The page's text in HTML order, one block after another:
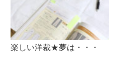
楽しい洋裁★夢は・・・